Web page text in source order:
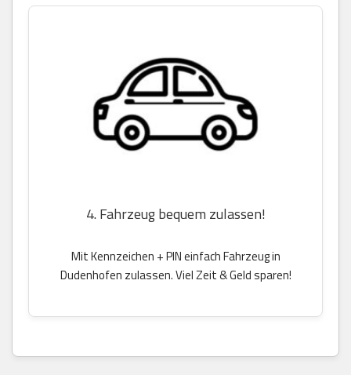
4. Fahrzeug bequem zulassen!
Mit Kennzeichen + PIN einfach Fahrzeug in
Dudenhofen zulassen. Viel Zeit & Geld sparen!